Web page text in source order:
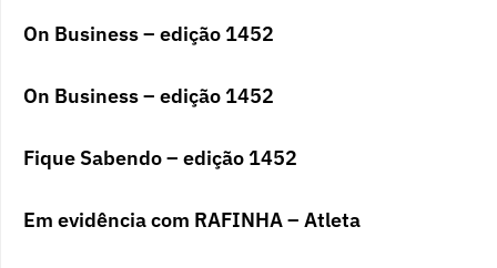
On Business – edição 1452
On Business – edição 1452
Fique Sabendo – edição 1452
Em evidência com RAFINHA – Atleta